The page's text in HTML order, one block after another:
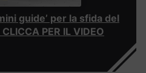
guide’ per la sfida del
PER IL VIDEO